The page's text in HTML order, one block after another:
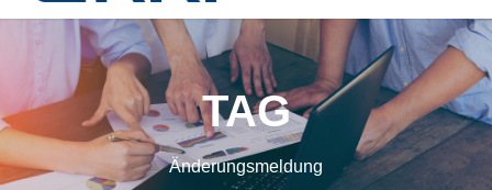
TAG
Änderungsmeldung